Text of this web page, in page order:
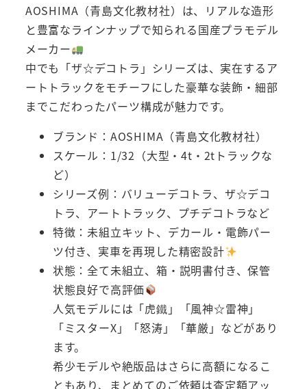
AOSHIMA（青島文化教材社）は、リアルな造形
と豊富なラインナップで知られる国産プラモデル
メーカー
中でも「ザ☆デコトラ」シリーズは、実在するア
ートトラックをモチーフにした豪華な装飾・細部
までこだわったパーツ構成が魅力です。
ブランド：AOSHIMA（青島文化教材社）
スケール：1/32（大型・4t・2tトラックな
ど）
シリーズ例：バリューデコトラ、ザ☆デコ
トラ、アートトラック、プチデコトラなど
特徴：未組立キット、デカール・電飾パー
ツ付き、実車を再現した精密設計
状態：全て未組立、箱・説明書付き、保管
状態良好で高評価
人気モデルには「虎鐵」「風神☆雷神」
「ミスターX」「怒涛」「華厳」などがあり
ます。
希少モデルや絶版品はさらに高額になるこ
ともあり、まとめてのご依頼は査定額アッ